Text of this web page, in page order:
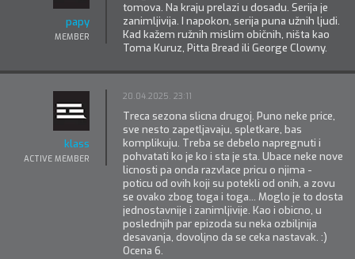
papy
MEMBER
tomova. Na kraju prelazi u dosadu. Serija je
zanimljivija. I napokon, serija puna užnih ljudi.
Kad kažem ružnih mislim običnih, ništa kao
Toma Kuruz, Pitta Bread ili George Clowny.
klass
ACTIVE MEMBER
20.04.2025. 23:11
Treca sezona slicna drugoj. Puno neke price,
sve nesto zapetljavaju, spletkare, bas
komplikuju. Treba se debelo napregnuti i
pohvatati ko je ko i sta je sta. Ubace neke nove
licnosti pa onda razvlace pricu o njima -
poticu od ovih koji su potekli od onih, a zovu
se ovako zbog toga i toga... Moglo je to dosta
jednostavnije i zanimljivije. Kao i obicno, u
poslednjih par epizoda su neka ozbiljnija
desavanja, dovoljno da se ceka nastavak. :)
Ocena 6.